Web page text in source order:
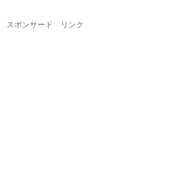
スポンサード リンク